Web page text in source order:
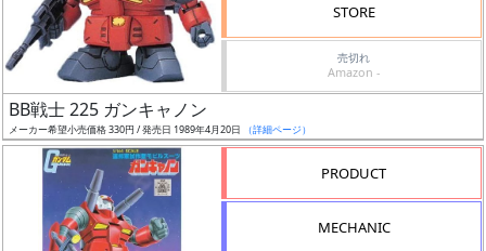
発
売
時
期
STORE
売切れ
Amazon -
BB戦士 225 ガンキャノン
メーカー希望小売価格 330円 / 発売日 1989年4月20日 （詳細ページ）
PRODUCT
MECHANIC